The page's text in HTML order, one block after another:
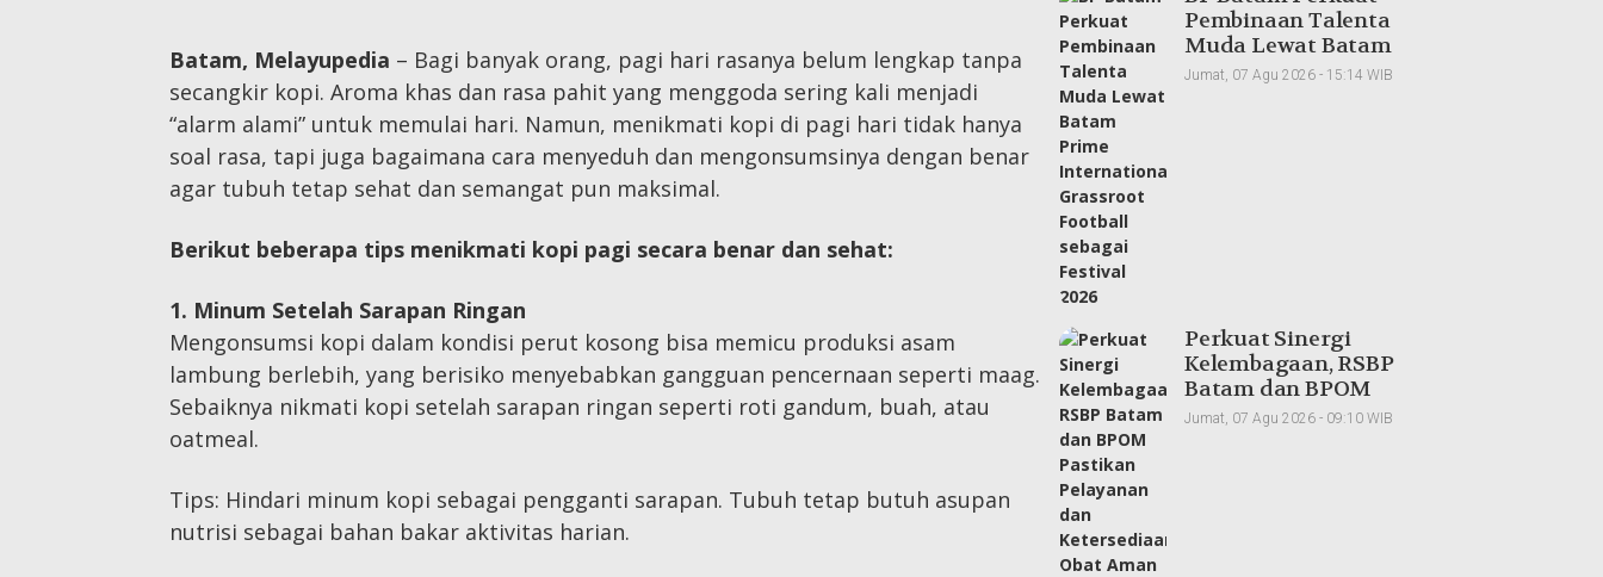
Batam, Melayupedia – Bagi banyak orang, pagi hari rasanya belum lengkap tanpa
secangkir kopi. Aroma khas dan rasa pahit yang menggoda sering kali menjadi
“alarm alami” untuk memulai hari. Namun, menikmati kopi di pagi hari tidak hanya
soal rasa, tapi juga bagaimana cara menyeduh dan mengonsumsinya dengan benar
agar tubuh tetap sehat dan semangat pun maksimal.
Berikut beberapa tips menikmati kopi pagi secara benar dan sehat:
1. Minum Setelah Sarapan Ringan
Mengonsumsi kopi dalam kondisi perut kosong bisa memicu produksi asam
lambung berlebih, yang berisiko menyebabkan gangguan pencernaan seperti maag.
Sebaiknya nikmati kopi setelah sarapan ringan seperti roti gandum, buah, atau
oatmeal.
Tips: Hindari minum kopi sebagai pengganti sarapan. Tubuh tetap butuh asupan
nutrisi sebagai bahan bakar aktivitas harian.
Pembinaan Talenta
Muda Lewat Batam
Prime International
Jumat, 07 Agu 2026 - 15:14 WIB
Perkuat Sinergi
Kelembagaan, RSBP
Batam dan BPOM
Pastikan Pelayanan
Jumat, 07 Agu 2026 - 09:10 WIB